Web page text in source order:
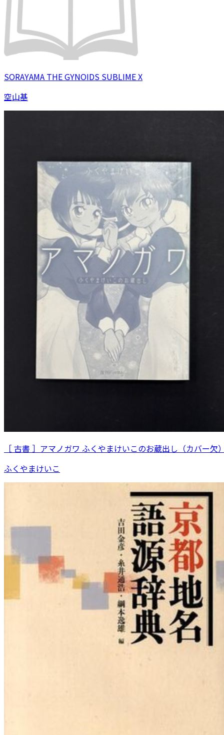
SORAYAMA THE GYNOIDS SUBLIME X
空山基
［ 古書 ］アマノガワ ふくやまけいこのお蔵出し（カバー欠
ふくやまけいこ